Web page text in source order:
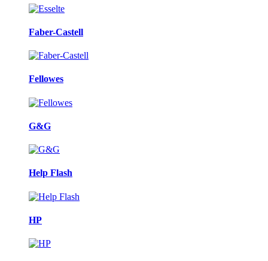
Faber-Castell
Fellowes
G&G
Help Flash
HP